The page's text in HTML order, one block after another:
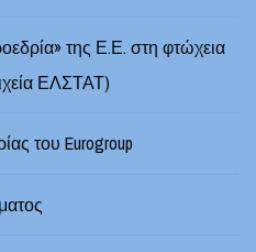
της Ε.Ε. στη φτώχεια
ΕΛΣΤΑΤ)
του Eurogroup